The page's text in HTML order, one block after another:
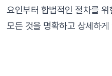
요인부터 합법적인 절차를 위
모든 것을 명확하고 상세하게